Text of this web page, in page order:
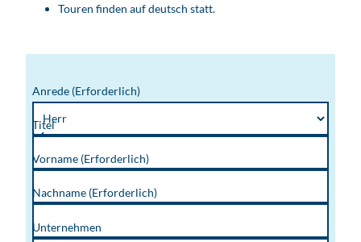
Touren finden auf deutsch statt.
Anrede (Erforderlich)
Titel
Vorname (Erforderlich)
Nachname (Erforderlich)
Unternehmen